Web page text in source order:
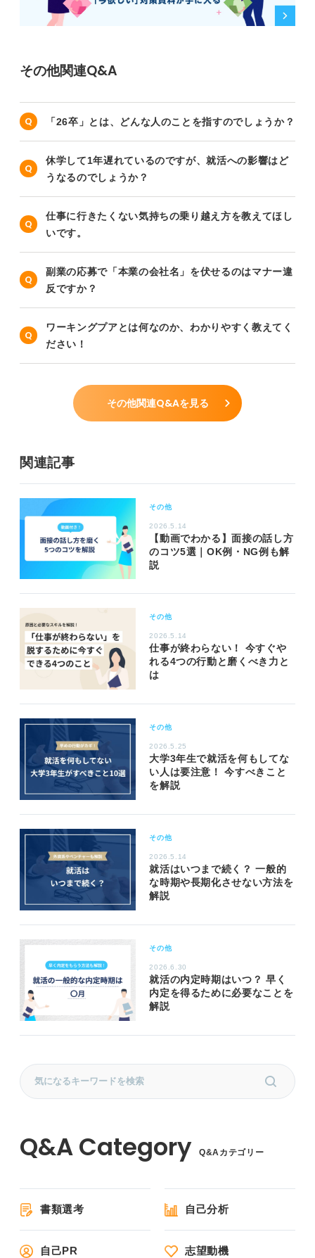
その他関連Q&A
「26卒」とは、どんな人のことを指すのでしょうか？
休学して1年遅れているのですが、就活への影響はど
うなるのでしょうか？
仕事に行きたくない気持ちの乗り越え方を教えてほし
いです。
副業の応募で「本業の会社名」を伏せるのはマナー違
反ですか？
ワーキングプアとは何なのか、わかりやすく教えてく
ださい！
その他関連Q&Aを見る
関連記事
その他
2026.5.14
【動画でわかる】面接の話し方
のコツ5選｜OK例・NG例も解
説
その他
2026.5.14
仕事が終わらない！ 今すぐや
れる4つの行動と磨くべき力と
は
その他
2026.5.25
大学3年生で就活を何もしてな
い人は要注意！ 今すべきこと
を解説
その他
2026.5.14
就活はいつまで続く？ 一般的
な時期や長期化させない方法を
解説
その他
2026.6.30
就活の内定時期はいつ？ 早く
内定を得るために必要なことを
解説
Q&Aカテゴリー
書類選考 自己分析
自己PR 志望動機